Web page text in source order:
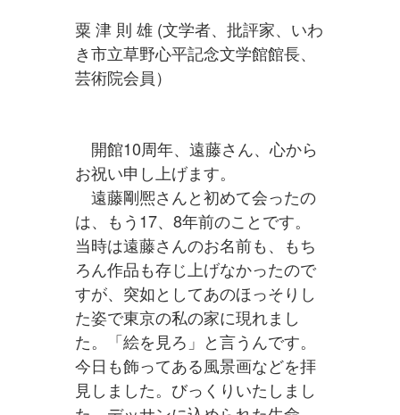
粟 津 則 雄 (文学者、批評家、いわ
き市立草野心平記念文学館館長、
芸術院会員）
開館10周年、遠藤さん、心から
お祝い申し上げます。
遠藤剛熈さんと初めて会ったの
は、もう17、8年前のことです。
当時は遠藤さんのお名前も、もち
ろん作品も存じ上げなかったので
すが、突如としてあのほっそりし
た姿で東京の私の家に現れまし
た。「絵を見ろ」と言うんです。
今日も飾ってある風景画などを拝
見しました。びっくりいたしまし